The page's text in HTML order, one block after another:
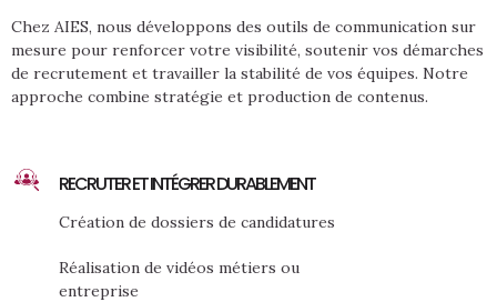
Chez AIES, nous développons des outils de communication sur
mesure pour renforcer votre visibilité, soutenir vos démarches
de recrutement et travailler la stabilité de vos équipes. Notre
approche combine stratégie et production de contenus.
RECRUTER ET INTÉGRER DURABLEMENT
Création de dossiers de candidatures
Réalisation de vidéos métiers ou
entreprise